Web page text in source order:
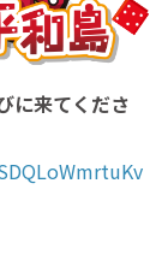
に来てくださ